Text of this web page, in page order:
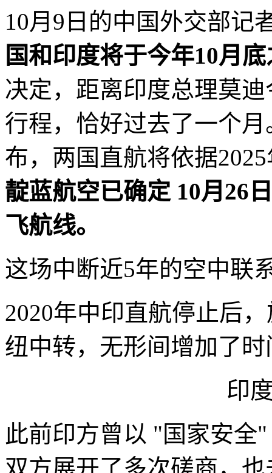
10月9日的中国外交部记
国和印度将于今年10月
决定，距离印度总理莫
行程，恰好过去了一个
布，两国直航将依据
靛蓝航空已确定 10月26
飞航线。
这场中断近5年的空中联
2020年中印直航停止后
纽中转，无形间增加了
印
此前印方曾以 "国家安全
双方展开了多次磋商，